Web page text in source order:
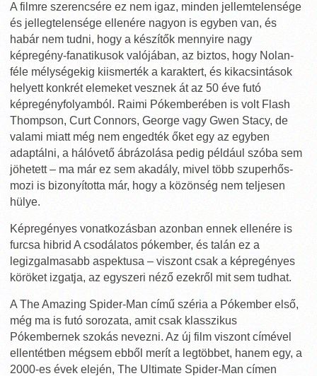
A filmre szerencsére ez nem igaz, minden jellemtelensége
és jellegtelensége ellenére nagyon is egyben van, és
habár nem tudni, hogy a készítők mennyire nagy
képregény-fanatikusok valójában, az biztos, hogy Nolan-
féle mélységekig kiismerték a karaktert, és kikacsintások
helyett konkrét elemeket vesznek át az 50 éve futó
képregényfolyamból. Raimi Pókemberében is volt Flash
Thompson, Curt Connors, George vagy Gwen Stacy, de
valami miatt még nem engedték őket egy az egyben
adaptálni, a hálóvető ábrázolása pedig például szóba sem
jöhetett – ma már ez sem akadály, mivel több szuperhős-
mozi is bizonyította már, hogy a közönség nem teljesen
hülye.
Képregényes vonatkozásban azonban ennek ellenére is
furcsa hibrid A csodálatos pókember, és talán ez a
legizgalmasabb aspektusa – viszont csak a képregényes
köröket izgatja, az egyszeri néző ezekről mit sem tudhat.
A The Amazing Spider-Man című széria a Pókember első,
még ma is futó sorozata, amit csak klasszikus
Pókembernek szokás nevezni. Az új film viszont címével
ellentétben mégsem ebből merít a legtöbbet, hanem egy, a
2000-es évek elején, The Ultimate Spider-Man címen